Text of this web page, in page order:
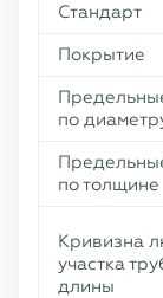
Стандарт
Покрытие
по
по толщине
Кривизна
участка
длины